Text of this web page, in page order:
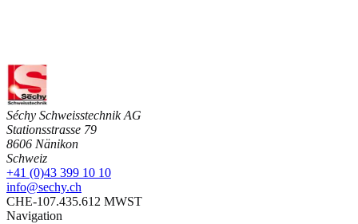
Séchy Schweisstechnik AG
Stationsstrasse 79
8606 Nänikon
Schweiz
+41 (0)43 399 10 10
info@sechy.ch
CHE-107.435.612 MWST
Navigation